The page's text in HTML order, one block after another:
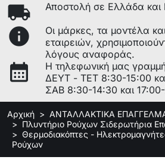
local_shipping Αποστολή σε Ελλάδα και
info
Οι μάρκες, τα μοντέλα
εταιρειών,
λόγους αναφοράς.
calendar_month
Η τηλεφωνική μας γραμμή
ΔΕΥΤ - ΤΕΤ 8:30-15:00
ΣΑΒ 8:30-14:30 και
Αρχική
ΑΝΤΑΛΛΑΚΤΙΚΑ
Πλυντήριο Ρούχων Σιδερωτήρια
Θερμοδιακόπτες -
Ρούχων